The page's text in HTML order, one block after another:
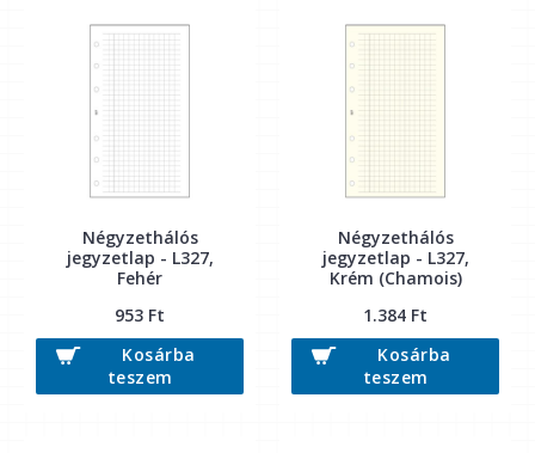
Négyzethálós
jegyzetlap - L327,
Fehér
953 Ft
Kosárba
teszem
Négyzethálós
jegyzetlap - L327,
Krém (Chamois)
1.384 Ft
Kosárba
teszem